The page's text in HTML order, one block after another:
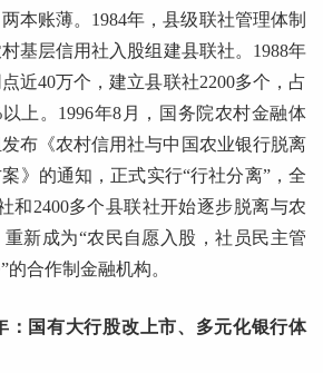
本账薄。1984年，县级联社管理体制
村基层信用社入股组建县联社。1988年
近40万个，建立县联社2200多个，占
上。1996年8月，国务院农村金融体
布《农村信用社与中国农业银行脱离
》的通知，正式实行“行社分离”，全
和2400多个县联社开始逐步脱离与农
新成为“农民自愿入股，社员民主管
合作制金融机构。
：国有大行股改上市、多元化银行体